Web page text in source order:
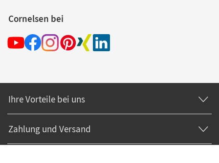
Cornelsen bei
Ihre Vorteile bei uns
Zahlung und Versand